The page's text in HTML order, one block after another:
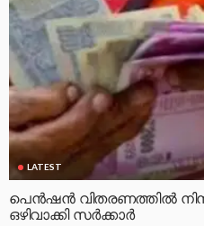
LATEST
പെൻഷൻ വിതരണത്തിൽ
ഒഴിവാക്കി സർക്കാർ